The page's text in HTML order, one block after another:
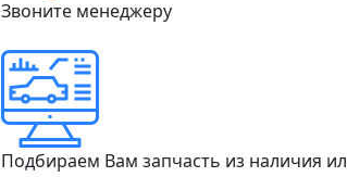
Звоните менеджеру
Подбираем Вам запчасть из наличия